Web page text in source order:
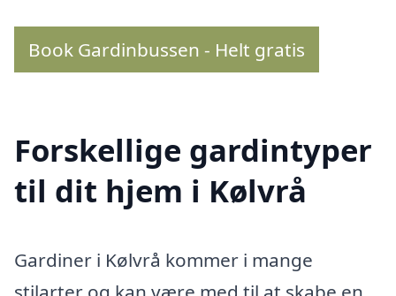
Book Gardinbussen - Helt gratis
Forskellige gardintyper
til dit hjem i Kølvrå
Gardiner i Kølvrå kommer i mange